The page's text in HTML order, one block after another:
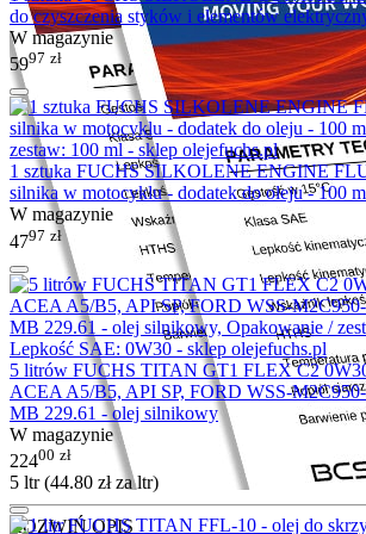
ROZWIŃ OPIS
do czyszczenia styków i elementów
W magazynie
5997 zł
1 sztuka FUCHS SILKOLENE ENGINE
silnika w motocyklu - dodatek do oleju - 100
W magazynie
4797 zł
5 litrów FUCHS TITAN GT1 FLEX C2
ACEA A5/B5, API SP, FORD WSS-
MB 229.61 - olej silnikowy
W magazynie
22400 zł
5 ltr (44.80 złza ltr)